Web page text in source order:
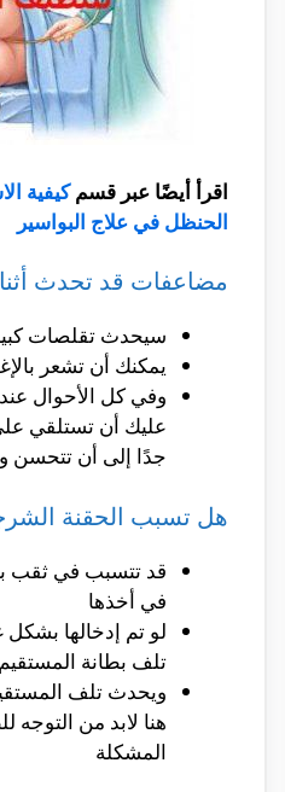
اقرأ أيضًا عبر قسمكيفية
الحنظل في علاج البواسير
مضاعفات قد تحدث
سيحدث تقلصات
يمكنك أن تشعر
وفي كل الأحوال
عليك أن تستلقي
جدًا إلى أن تتحسن
هل تسبب الحقنة
قد تتسبب في ثقب
في أخذها
لو تم إدخالها
تلف بطانة المستقيم
ويحدث تلف
هنا لابد من التوجه
المشكلة